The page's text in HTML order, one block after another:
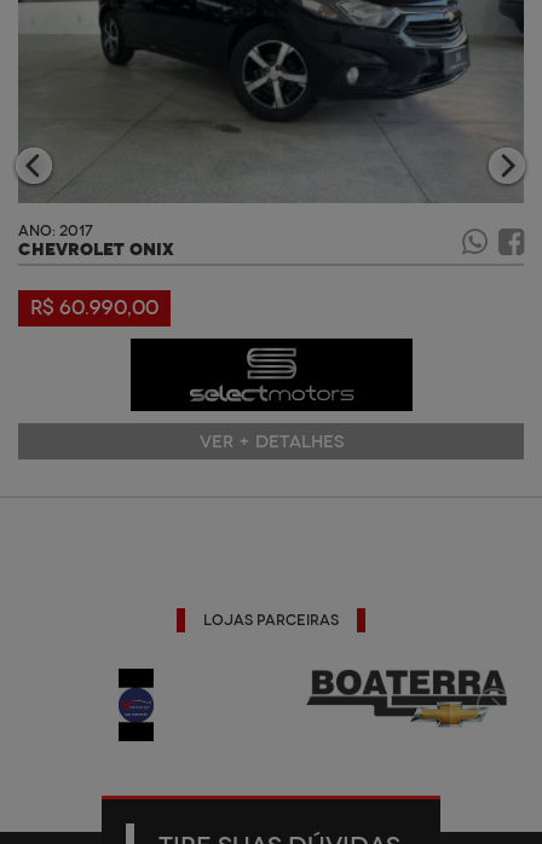
ANO: 2017
CHEVROLET ONIX
R$ 60.990,00
VER + DETALHES
Lojas Parceiras